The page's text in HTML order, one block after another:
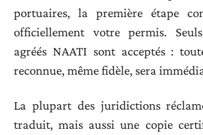
portuaires, la première étape
officiellement votre permis.
agréés NAATI sont acceptés :
reconnue, même fidèle, sera
La plupart des juridictions
traduit, mais aussi une copie